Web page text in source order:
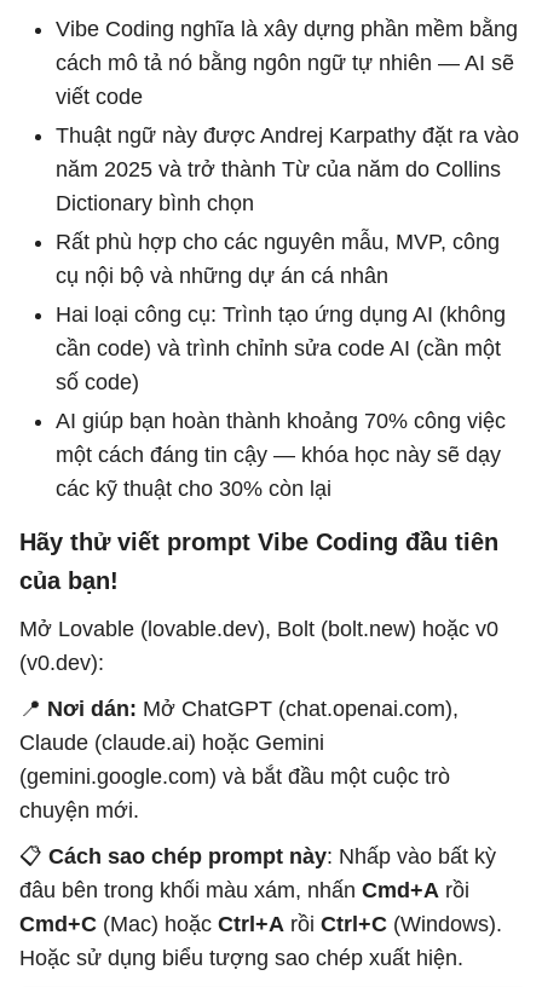
Vibe Coding nghĩa là xây dựng phần mềm bằng
cách mô tả nó bằng ngôn ngữ tự nhiên — AI sẽ
viết code
Thuật ngữ này được Andrej Karpathy đặt ra vào
năm 2025 và trở thành Từ của năm do Collins
Dictionary bình chọn
Rất phù hợp cho các nguyên mẫu, MVP, công
cụ nội bộ và những dự án cá nhân
Hai loại công cụ: Trình tạo ứng dụng AI (không
cần code) và trình chỉnh sửa code AI (cần một
số code)
AI giúp bạn hoàn thành khoảng 70% công việc
một cách đáng tin cậy — khóa học này sẽ dạy
các kỹ thuật cho 30% còn lại
Hãy thử viết prompt Vibe Coding đầu tiên
của bạn!
Mở Lovable (lovable.dev), Bolt (bolt.new) hoặc v0
(v0.dev):
📍 Nơi dán: Mở ChatGPT (chat.openai.com),
Claude (claude.ai) hoặc Gemini
(gemini.google.com) và bắt đầu một cuộc trò
chuyện mới.
📋 Cách sao chép prompt này: Nhấp vào bất kỳ
đâu bên trong khối màu xám, nhấn Cmd+A rồi
Cmd+C (Mac) hoặc Ctrl+A rồi Ctrl+C (Windows).
Hoặc sử dụng biểu tượng sao chép xuất hiện.